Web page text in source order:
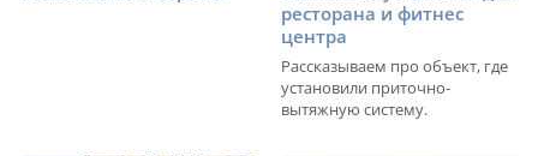
ресторана и фитнес
центра
Рассказываем про объект, где
установили приточно-
вытяжную систему.